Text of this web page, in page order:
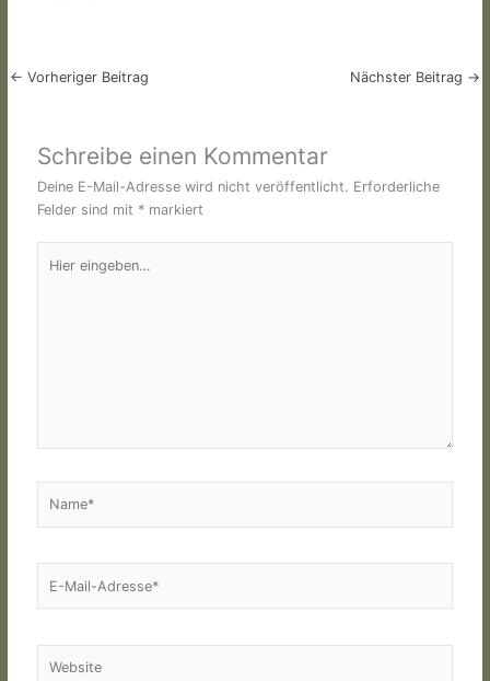
← Vorheriger Beitrag Nächster Beitrag →
Schreibe einen Kommentar
Deine E-Mail-Adresse wird nicht veröffentlicht. Erforderliche
Felder sind mit * markiert
eingeben…
Mail-